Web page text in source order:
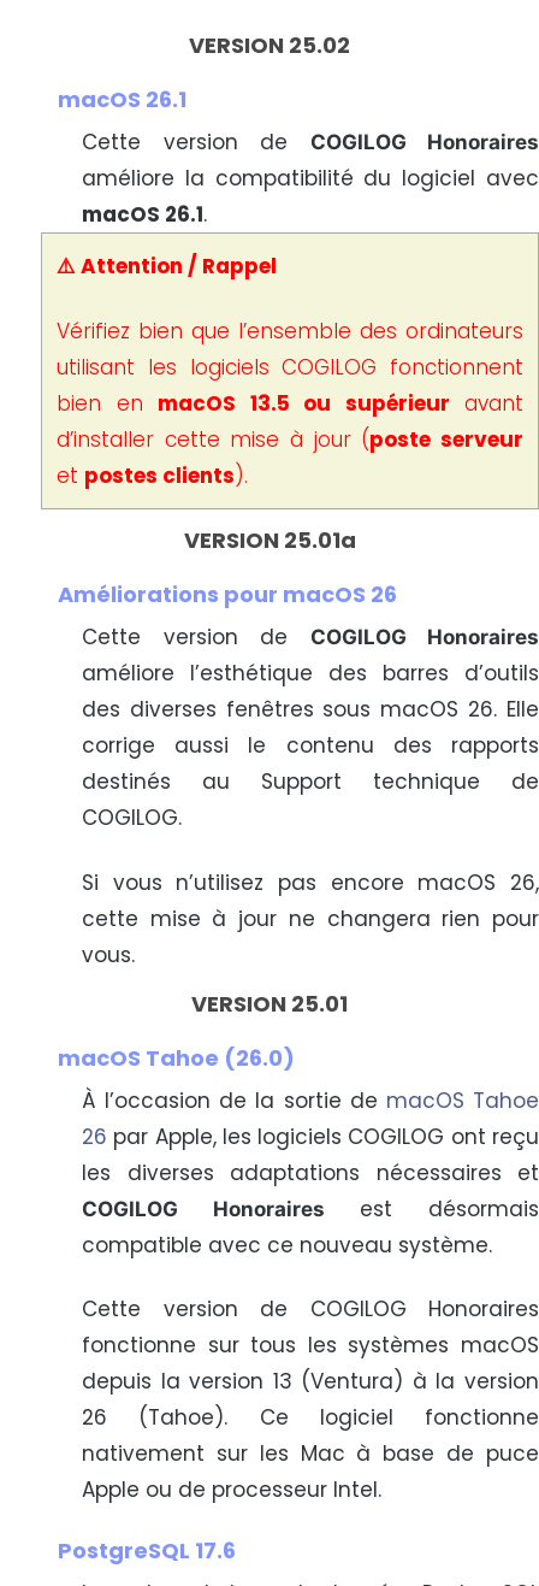
VERSION 25.02
macOS 26.1
Cette version de COGILOG Honoraires
améliore la compatibilité du logiciel avec
macOS 26.1.
⚠️ Attention / Rappel
Vérifiez bien que l’ensemble des ordinateurs
utilisant les logiciels COGILOG fonctionnent
bien en macOS 13.5 ou supérieur avant
d’installer cette mise à jour (poste serveur
et postes clients).
VERSION 25.01a
Améliorations pour macOS 26
Cette version de COGILOG Honoraires
améliore l’esthétique des barres d’outils
des diverses fenêtres sous macOS 26. Elle
corrige aussi le contenu des rapports
destinés au Support technique de
COGILOG.
Si vous n’utilisez pas encore macOS 26,
cette mise à jour ne changera rien pour
vous.
VERSION 25.01
macOS Tahoe (26.0)
À l’occasion de la sortie de macOS Tahoe
26 par Apple, les logiciels COGILOG ont reçu
les diverses adaptations nécessaires et
COGILOG Honoraires
est désormais
compatible avec ce nouveau système.
Cette version de COGILOG Honoraires
fonctionne sur tous les systèmes macOS
depuis la version 13 (Ventura) à la version
26 (Tahoe). Ce logiciel fonctionne
nativement sur les Mac à base de puce
Apple ou de processeur Intel.
PostgreSQL 17.6